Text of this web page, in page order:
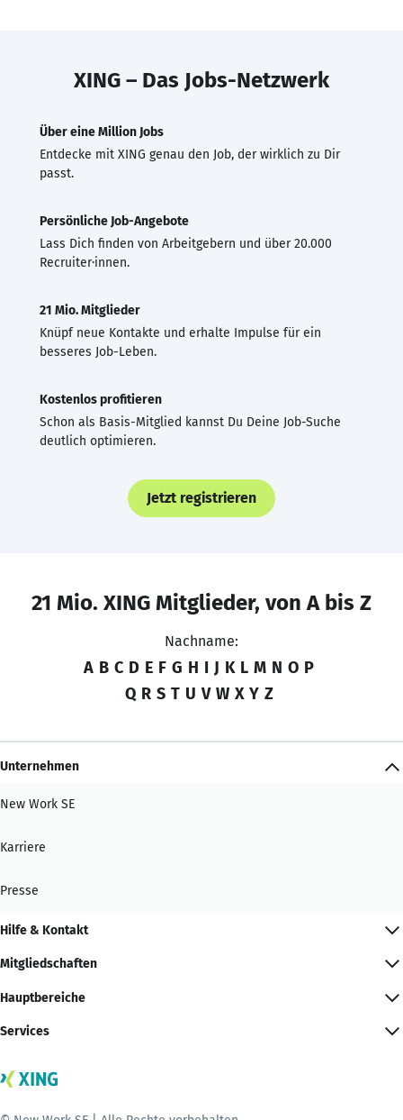
XING – Das Jobs-Netzwerk
Über eine Million Jobs
Entdecke mit XING genau den Job, der wirklich zu Dir
passt.
Persönliche Job-Angebote
Lass Dich finden von Arbeitgebern und über 20.000
Recruiter·innen.
21 Mio. Mitglieder
Knüpf neue Kontakte und erhalte Impulse für ein
besseres Job-Leben.
Kostenlos profitieren
Schon als Basis-Mitglied kannst Du Deine Job-Suche
deutlich optimieren.
Jetzt registrieren
21 Mio. XING Mitglieder, von A bis Z
Nachname:
A B C D E F G H I J K L M N O P
Q R S T U V W X Y Z
Unternehmen
New Work SE
Karriere
Presse
Hilfe & Kontakt
Mitgliedschaften
Hauptbereiche
Services